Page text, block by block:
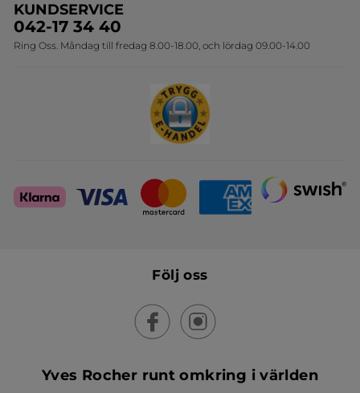
Travelsize
Sets
Onlineprislista för postorder
KUNDSERVICE
042-17 34 40
Ring Oss. Måndag till fredag 8.00-18.00, och lördag 09.00-14.00
Följ oss
Yves Rocher runt omkring i världen